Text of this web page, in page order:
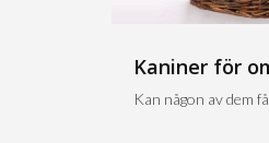
Kaniner för
Kan någon av dem